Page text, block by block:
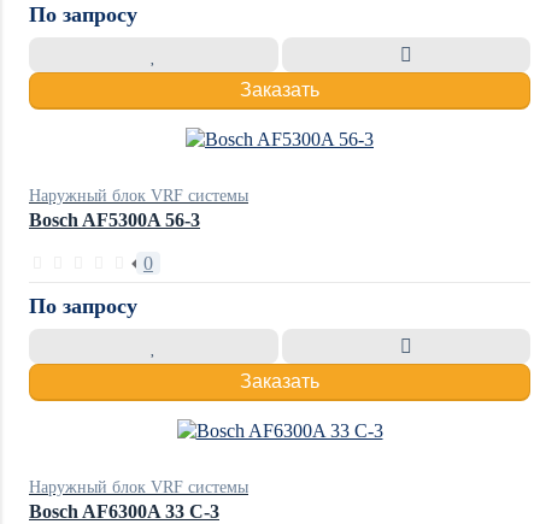
По запросу
Заказать
Наружный блок VRF системы
Bosch AF5300A 56-3
0
По запросу
Заказать
Наружный блок VRF системы
Bosch AF6300A 33 C-3